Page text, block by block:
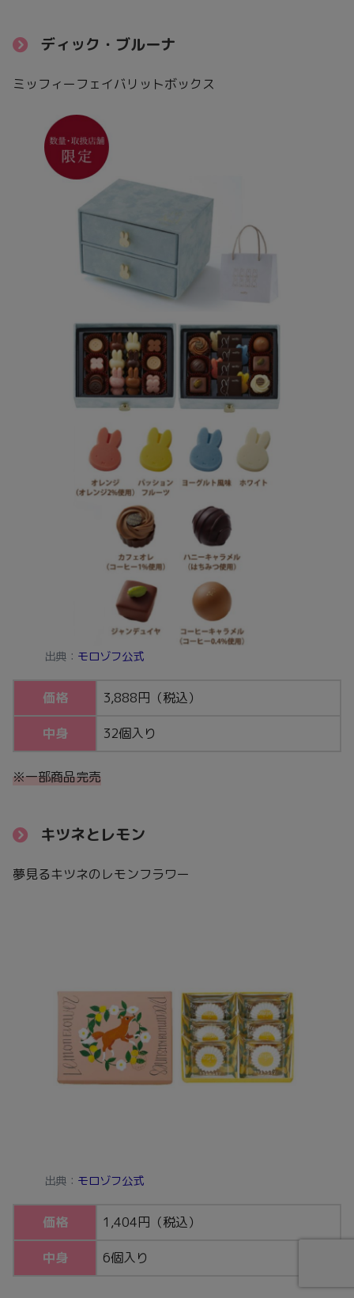
ディック・ブルーナ
ミッフィーフェイバリットボックス
出典： モロゾフ公式
価格 3,888円（税込）
中身 32個入り
※一部商品完売
キツネとレモン
夢見るキツネのレモンフラワー
出典： モロゾフ公式
価格 1,404円（税込）
中身 6個入り